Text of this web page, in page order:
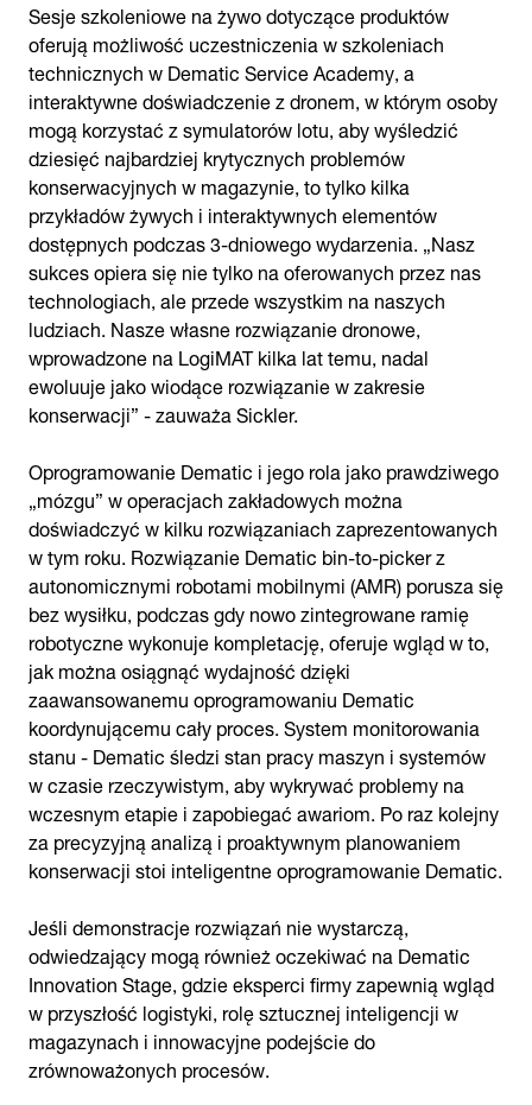
Sesje szkoleniowe na żywo dotyczące produktów
oferują możliwość uczestniczenia w szkoleniach
technicznych w Dematic Service Academy, a
interaktywne doświadczenie z dronem, w którym osoby
mogą korzystać z symulatorów lotu, aby wyśledzić
dziesięć najbardziej krytycznych problemów
konserwacyjnych w magazynie, to tylko kilka
przykładów żywych i interaktywnych elementów
dostępnych podczas 3-dniowego wydarzenia. „Nasz
sukces opiera się nie tylko na oferowanych przez nas
technologiach, ale przede wszystkim na naszych
ludziach. Nasze własne rozwiązanie dronowe,
wprowadzone na LogiMAT kilka lat temu, nadal
ewoluuje jako wiodące rozwiązanie w zakresie
konserwacji” - zauważa Sickler.
Oprogramowanie Dematic i jego rola jako prawdziwego
„mózgu” w operacjach zakładowych można
doświadczyć w kilku rozwiązaniach zaprezentowanych
w tym roku. Rozwiązanie Dematic bin-to-picker z
autonomicznymi robotami mobilnymi (AMR) porusza się
bez wysiłku, podczas gdy nowo zintegrowane ramię
robotyczne wykonuje kompletację, oferuje wgląd w to,
jak można osiągnąć wydajność dzięki
zaawansowanemu oprogramowaniu Dematic
koordynującemu cały proces. System monitorowania
stanu - Dematic śledzi stan pracy maszyn i systemów
w czasie rzeczywistym, aby wykrywać problemy na
wczesnym etapie i zapobiegać awariom. Po raz kolejny
za precyzyjną analizą i proaktywnym planowaniem
konserwacji stoi inteligentne oprogramowanie Dematic.
Jeśli demonstracje rozwiązań nie wystarczą,
odwiedzający mogą również oczekiwać na Dematic
Innovation Stage, gdzie eksperci firmy zapewnią wgląd
w przyszłość logistyki, rolę sztucznej inteligencji w
magazynach i innowacyjne podejście do
zrównoważonych procesów.